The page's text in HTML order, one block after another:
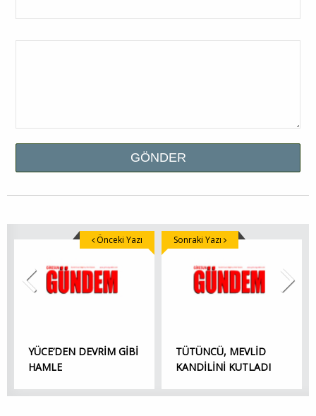
YÜCE’DEN DEVRİM GİBİ
HAMLE
Önceki Yazı
TÜTÜNCÜ, MEVLİD
KANDİLİNİ KUTLADI
Sonraki Yazı